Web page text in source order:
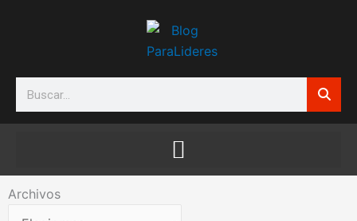
Search
Archivos
Archivos